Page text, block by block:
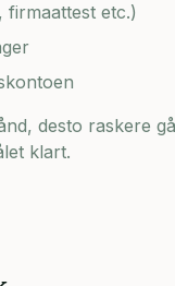
firmaattest etc.)
desto raskere
klart.